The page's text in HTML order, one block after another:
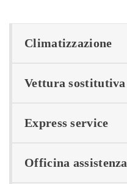
Climatizzazione
Vettura sostitutiva
Express service
Officina assistenza